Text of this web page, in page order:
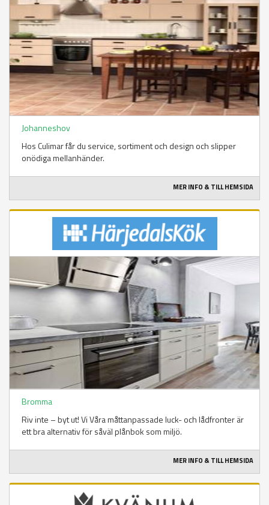
Johanneshov
Hos Culimar får du service, sortiment och design och slipper
onödiga mellanhänder.
MER INFO & TILL HEMSIDA
Bromma
Riv inte – byt ut! Vi Våra måttanpassade luck- och lådfronter är
ett bra alternativ för såväl plånbok som miljö.
MER INFO & TILL HEMSIDA